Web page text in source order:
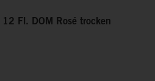
12 Fl. DOM Rosé trocken